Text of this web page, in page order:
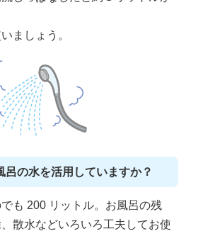
ましょう。
の水を活用していますか？
も 200 リットル。お風呂の残
散水などいろいろ工夫してお使